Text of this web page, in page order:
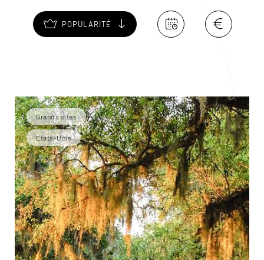
POPULARITÉ
Grands sites
Etats-Unis